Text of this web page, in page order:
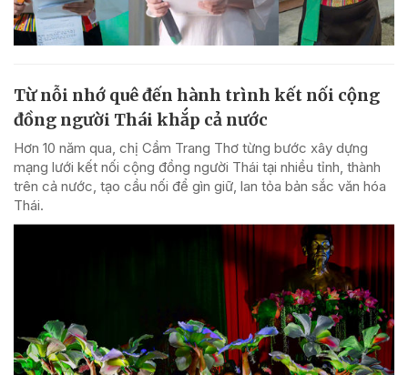
Từ nỗi nhớ quê đến hành trình kết nối cộng
đồng người Thái khắp cả nước
Hơn 10 năm qua, chị Cầm Trang Thơ từng bước xây dựng
mạng lưới kết nối cộng đồng người Thái tại nhiều tỉnh, thành
trên cả nước, tạo cầu nối để gìn giữ, lan tỏa bản sắc văn hóa
Thái.